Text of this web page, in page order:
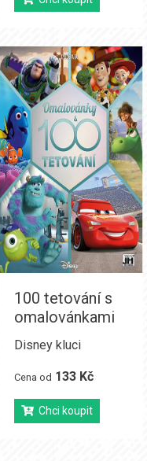
100 tetování s
omalovánkami
Disney kluci
Cena od 133 Kč
Chci koupit